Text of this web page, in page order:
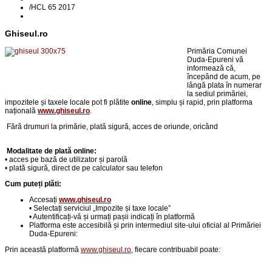
/HCL 65 2017
Ghiseul.ro
Primăria Comunei
Duda-Epureni vă
informează că,
începând de acum, pe
lângă plata în numerar
la sediul primăriei,
impozitele și taxele locale pot fi plătite online, simplu și rapid, prin platforma
națională www.ghiseul.ro.
Fără drumuri la primărie, p lată sigură, acces de oriunde, oricând
Modalitate de plată online:
• acces pe bază de utilizator și parolă
• plată sigură, direct de pe calculator sau telefon
Cum puteți plăti:
Accesați www.ghiseul.ro
• Selectați serviciul „Impozite și taxe locale”
• Autentificați-vă și urmați pașii indicați în platformă
Platforma este accesibilă și prin intermediul site-ului oficial al Primăriei
Duda-Epureni:
Prin această platformă www.ghiseul.ro, fiecare contribuabil poate: